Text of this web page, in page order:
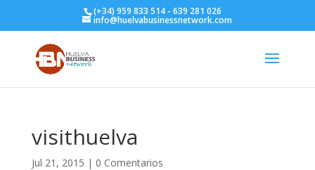
(+34) 959 833 514 - 639 281 026
info@huelvabusinessnetwork.com
visithuelva
Jul 21, 2015 | 0 Comentarios